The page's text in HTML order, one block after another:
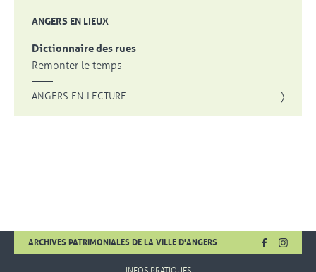
ANGERS EN LIEUX
Dictionnaire des rues
Remonter le temps
ANGERS EN LECTURE
ARCHIVES PATRIMONIALES DE LA VILLE D'ANGERS FACEBOOK
, OUVRE
,